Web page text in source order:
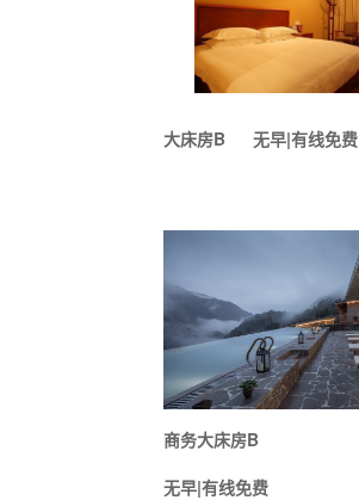
大床房B 无早|有线免费
商务大床房B
无早|有线免费